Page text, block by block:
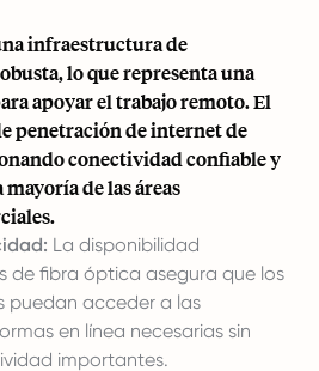
infraestructura de
lo que representa una
apoyar el trabajo remoto. El
penetración de internet de
conectividad confiable y
de las áreas
La disponibilidad
de fibra óptica asegura que los
puedan acceder a las
en línea necesarias sin
importantes.